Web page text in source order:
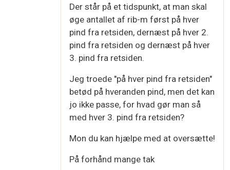
Der står på et tidspunkt, at man skal
øge antallet af rib-m først på hver
pind fra retsiden, dernæst på hver 2.
pind fra retsiden og dernæst på hver
3. pind fra retsiden.
Jeg troede "på hver pind fra retsiden"
betød på hveranden pind, men det kan
jo ikke passe, for hvad gør man så
med hver 3. pind fra retsiden?
Mon du kan hjælpe med at oversætte!
På forhånd mange tak